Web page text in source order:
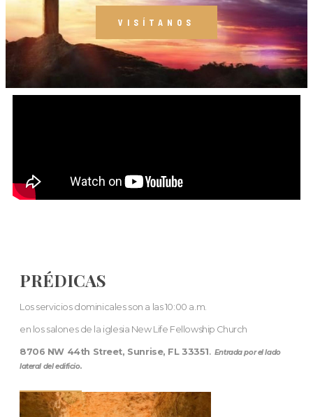
VISÍTANOS
PRÉDICAS
Los servicios dominicales son a las 10:00 a.m.
en los salones de la iglesia New Life Fellowship Church
8706 NW 44th Street, Sunrise, FL 33351. Entrada por el lado
lateral del edificio.